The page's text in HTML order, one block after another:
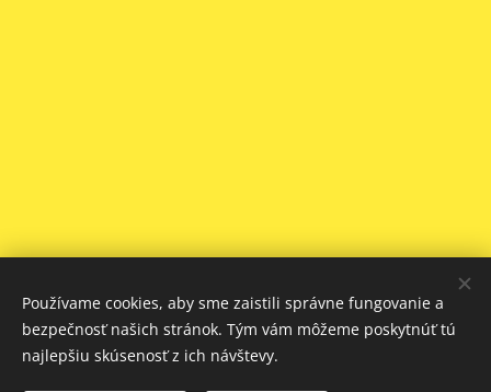
Používame cookies, aby sme zaistili správne fungovanie a
bezpečnosť našich stránok. Tým vám môžeme poskytnúť tú
najlepšiu skúsenosť z ich návštevy.